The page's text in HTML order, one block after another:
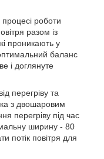
роботи
разом із
проникають у
баланс
і доглянуте
перегріву та
з двошаровим
перегріву під час
ширину - 80
потік повітря для